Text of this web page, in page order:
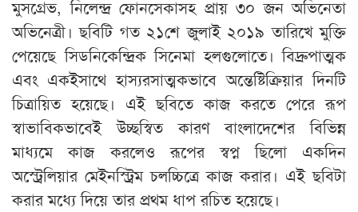
মুসগ্রেভ, নিলেন্দ্র ফোনসেকাসহ প্রায় ৩০ জন অভিনেতা
অভিনেত্রী। ছবিটি গত ২১শে জুলাই ২০১৯ তারিখে মুক্তি
পেয়েছে সিডনিকেন্দ্রিক সিনেমা হলগুলোতে। বিদ্রুপাত্মক
এবং একইসাথে হাস্যরসাত্মকভাবে অন্তেষ্টিক্রিয়ার দিনটি
চিত্রায়িত হয়েছে। এই ছবিতে কাজ করতে পেরে রূপ
স্বাভাবিকভাবেই উচ্ছস্বিত কারণ বাংলাদেশের বিভিন্ন
মাধ্যমে কাজ করলেও রূপের স্বপ্ন ছিলো একদিন
অস্ট্রেলিয়ার মেইনস্ট্রিম চলচ্চিত্রে কাজ করার। এই ছবিটা
করার মধ্যে দিয়ে তার প্রথম ধাপ রচিত হয়েছে।